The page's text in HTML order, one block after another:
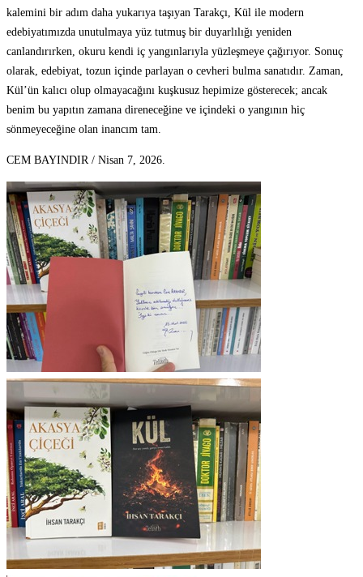
kalemini bir adım daha yukarıya taşıyan Tarakçı, Kül ile modern
edebiyatımızda unutulmaya yüz tutmuş bir duyarlılığı yeniden
canlandırırken, okuru kendi iç yangınlarıyla yüzleşmeye çağırıyor. Sonuç
olarak, edebiyat, tozun içinde parlayan o cevheri bulma sanatıdır. Zaman,
Kül’ün kalıcı olup olmayacağını kuşkusuz hepimize gösterecek; ancak
benim bu yapıtın zamana direneceğine ve içindeki o yangının hiç
sönmeyeceğine olan inancım tam.
CEM BAYINDIR / Nisan 7, 2026.